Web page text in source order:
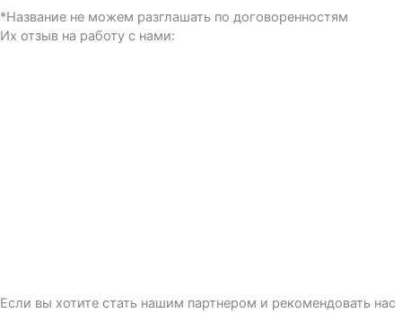
*Название не можем разглашать по договоренностям
Их отзыв на работу с нами:
Если вы хотите стать нашим партнером и рекомендовать нас